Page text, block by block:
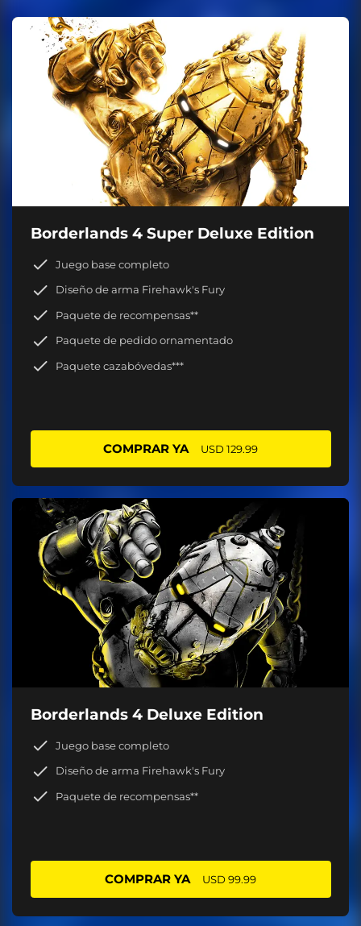
Borderlands 4 Super Deluxe Edition
Juego base completo
Diseño de arma Firehawk's Fury
Paquete de recompensas**
Paquete de pedido ornamentado
Paquete cazabóvedas***
COMPRAR YA USD 129.99
Borderlands 4 Deluxe Edition
Juego base completo
Diseño de arma Firehawk's Fury
Paquete de recompensas**
COMPRAR YA USD 99.99